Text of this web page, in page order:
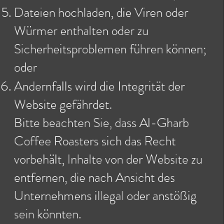
Dateien hochladen, die Viren oder
Würmer enthalten oder zu
Sicherheitsproblemen führen können;
oder
Andernfalls wird die Integrität der
Website gefährdet.
Bitte beachten Sie, dass Al-Gharb
Coffee Roasters sich das Recht
vorbehält, Inhalte von der Website zu
entfernen, die nach Ansicht des
Unternehmens illegal oder anstößig
sein könnten.